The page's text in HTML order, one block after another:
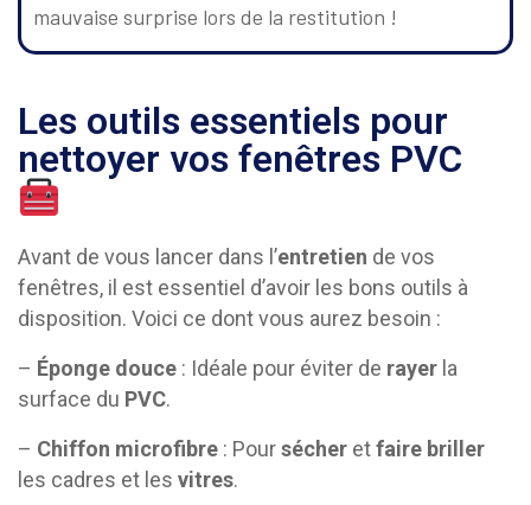
mauvaise surprise lors de la restitution !
Les outils essentiels pour
nettoyer vos fenêtres PVC
Avant de vous lancer dans l’entretien de vos
fenêtres, il est essentiel d’avoir les bons outils à
disposition. Voici ce dont vous aurez besoin :
– Éponge douce : Idéale pour éviter de rayer la
surface du PVC.
– Chiffon microfibre : Poursécher etfaire briller
les cadres et les vitres.